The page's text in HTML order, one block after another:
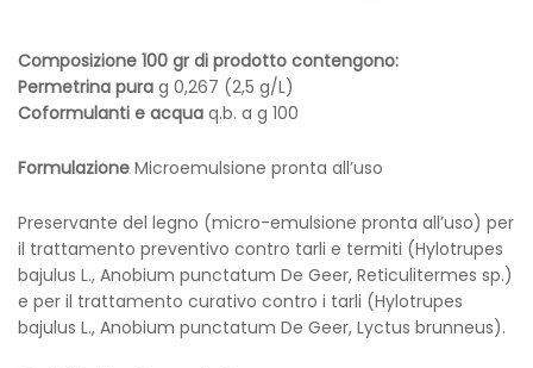
Composizione 100 gr di prodotto contengono:
Permetrina pura g 0,267 (2,5 g/L)
Coformulanti e acqua q.b. a g 100
Formulazione Microemulsione pronta all’uso
Preservante del legno (micro-emulsione pronta all’uso) per
il trattamento preventivo contro tarli e termiti (Hylotrupes
bajulus L., Anobium punctatum De Geer, Reticulitermes sp.)
e per il trattamento curativo contro i tarli (Hylotrupes
bajulus L., Anobium punctatum De Geer, Lyctus brunneus).